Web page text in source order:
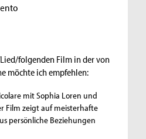
folgenden Film in der von
möchte ich empfehlen:
mit Sophia Loren und
Film zeigt auf meisterhafte
persönliche Beziehungen